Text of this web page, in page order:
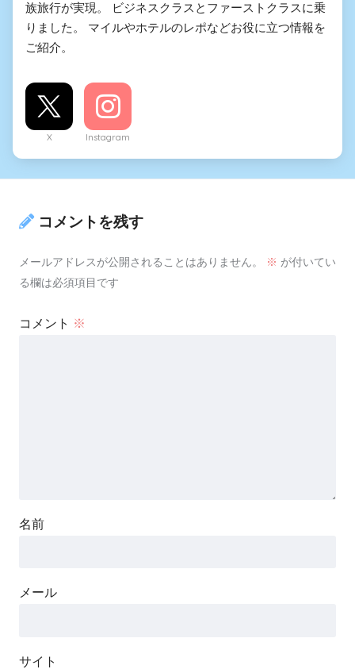
族旅行が実現。 ビジネスクラスとファーストクラスに乗
りました。 マイルやホテルのレポなどお役に立つ情報を
ご紹介。
X Instagram
コメントを残す
メールアドレスが公開されることはありません。 ※ が付いてい
る欄は必須項目です
コメント ※
名前
メール
サイト